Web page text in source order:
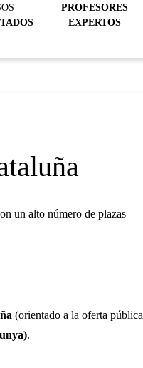
PROFESORES
EXPERTOS
un alto número de plazas
(orientado a la oferta pública
.